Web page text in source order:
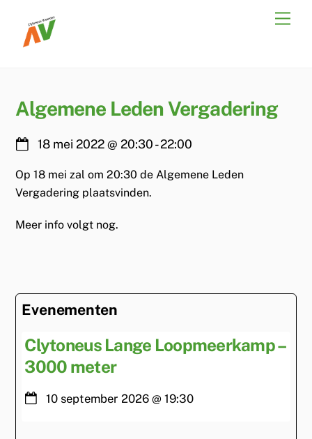
content
Algemene Leden Vergadering
18 mei 2022@20:30-22:00
Op 18 mei zal om 20:30 de Algemene Leden
Vergadering plaatsvinden.
Meer info volgt nog.
Evenementen
Clytoneus Lange Loopmeerkamp –
3000 meter
10 september 2026 @ 19:30